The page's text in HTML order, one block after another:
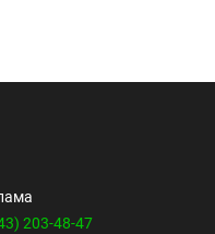
203-48-47